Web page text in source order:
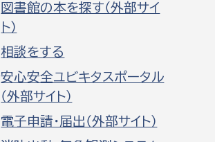
図書館の本を探す（外部サイ
ト）
相談をする
安心安全ユビキタスポータル
（外部サイト）
電子申請・届出（外部サイト）